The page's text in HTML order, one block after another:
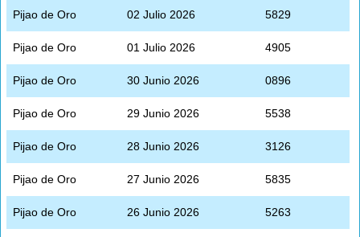
Pijao de Oro 02 Julio 2026 5829
Pijao de Oro 01 Julio 2026 4905
Pijao de Oro 30 Junio 2026 0896
Pijao de Oro 29 Junio 2026 5538
Pijao de Oro 28 Junio 2026 3126
Pijao de Oro 27 Junio 2026 5835
Pijao de Oro 26 Junio 2026 5263